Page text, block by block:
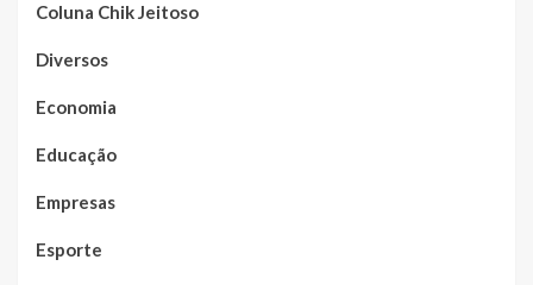
Coluna Chik Jeitoso
Diversos
Economia
Educação
Empresas
Esporte